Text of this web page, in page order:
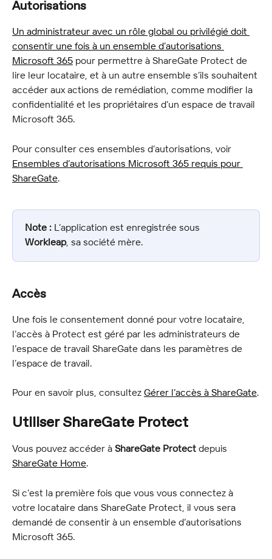
Autorisations
Un administrateur avec un rôle global ou privilégié doit
consentir une fois à un ensemble d’autorisations
Microsoft 365 pour permettre à ShareGate Protect de
lire leur locataire, et à un autre ensemble s’ils souhaitent
accéder aux actions de remédiation, comme modifier la
confidentialité et les propriétaires d’un espace de travail
Microsoft 365.
Pour consulter ces ensembles d’autorisations, voir
Ensembles d’autorisations Microsoft 365 requis pour
ShareGate.
Note : L’application est enregistrée sous
Workleap, sa société mère.
Accès
Une fois le consentement donné pour votre locataire,
l’accès à Protect est géré par les administrateurs de
l’espace de travail ShareGate dans les paramètres de
l’espace de travail.
Pour en savoir plus, consultez Gérer l’accès à ShareGate.
Utiliser ShareGate Protect
Vous pouvez accéder à ShareGate Protect depuis
ShareGate Home.
Si c’est la première fois que vous vous connectez à
votre locataire dans ShareGate Protect, il vous sera
demandé de consentir à un ensemble d’autorisations
Microsoft 365.